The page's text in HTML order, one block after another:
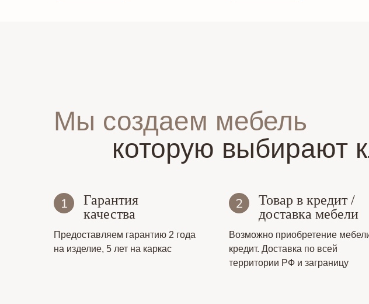
Мы создаем мебель
которую выбирают
Гарантия
качества
Предоставляем гарантию 2 года
на изделие, 5 лет на каркас
Товар в кредит /
доставка мебели
Возможно приобретение
кредит. Доставка по всей
территории РФ и заграницу